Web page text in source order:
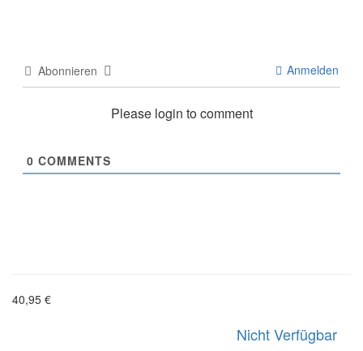
Abonnieren Anmelden
Please login to comment
0 COMMENTS
40,95 €
Nicht Verfügbar